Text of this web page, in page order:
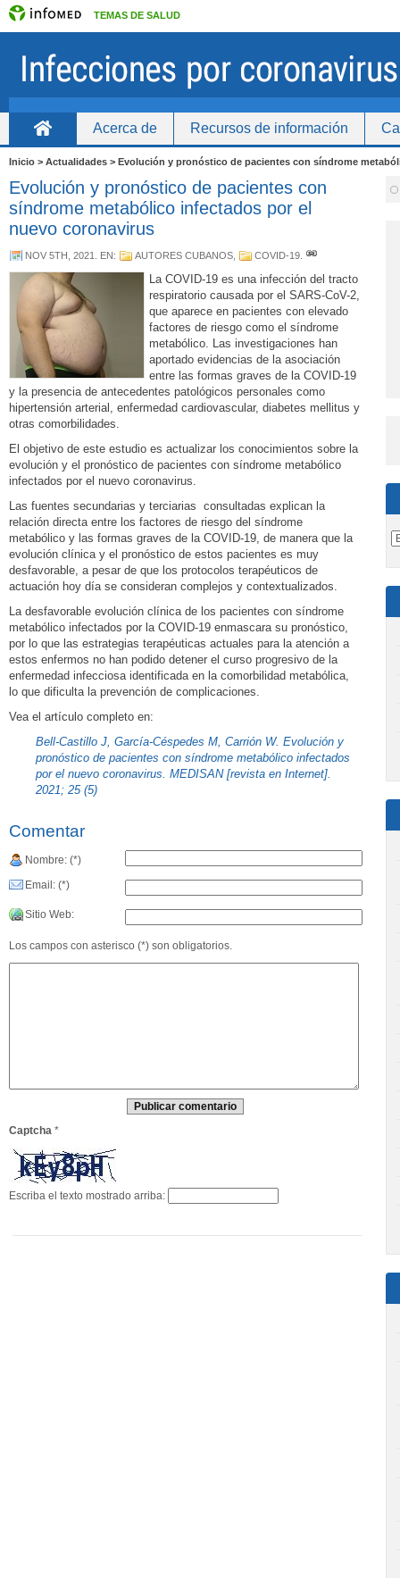
TEMAS DE SALUD
Acerca de Recursos de información
Inicio > Actualidades > Evolución y pronóstico de pacientes con síndrome
Evolución y pronóstico de pacientes con
síndrome metabólico infectados por el
nuevo coronavirus
NOV 5TH, 2021 . EN: AUTORES CUBANOS COVID-19
La COVID-19 es una infección del tracto
respiratorio causada por el SARS-CoV-2,
que aparece en pacientes con elevado
factores de riesgo como el síndrome
metabólico. Las investigaciones han
aportado evidencias de la asociación
entre las formas graves de la COVID-19
y la presencia de antecedentes patológicos personales como
hipertensión arterial, enfermedad cardiovascular, diabetes mellitus y
otras comorbilidades.
El objetivo de este estudio es actualizar los conocimientos sobre la
evolución y el pronóstico de pacientes con síndrome metabólico
infectados por el nuevo coronavirus.
Las fuentes secundarias y terciarias consultadas explican la
relación directa entre los factores de riesgo del síndrome
metabólico y las formas graves de la COVID-19, de manera que la
evolución clínica y el pronóstico de estos pacientes es muy
desfavorable, a pesar de que los protocolos terapéuticos de
actuación hoy día se consideran complejos y contextualizados.
La desfavorable evolución clínica de los pacientes con síndrome
metabólico infectados por la COVID-19 enmascara su pronóstico,
por lo que las estrategias terapéuticas actuales para la atención a
estos enfermos no han podido detener el curso progresivo de la
enfermedad infecciosa identificada en la comorbilidad metabólica,
lo que dificulta la prevención de complicaciones.
Vea el artículo completo en:
Bell-Castillo J, García-Céspedes M, Carrión W. Evolución y
pronóstico de pacientes con síndrome metabólico infectados
por el nuevo coronavirus. MEDISAN [revista en Internet].
2021; 25 (5)
Comentar
Nombre: (*)
Email: (*)
Sitio Web:
Los campos con asterisco (*) son obligatorios.
Captcha *
Escriba el texto mostrado arriba: